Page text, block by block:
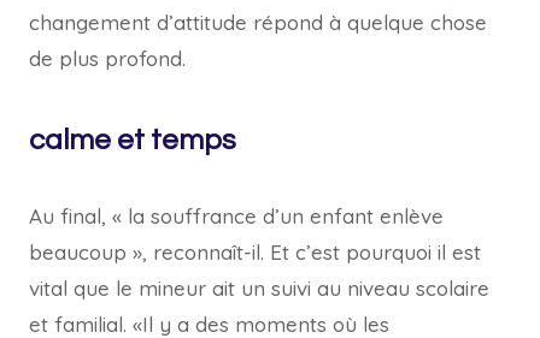
changement d’attitude répond à quelque chose
de plus profond.
calme et temps
Au final, « la souffrance d’un enfant enlève
beaucoup », reconnaît-il. Et c’est pourquoi il est
vital que le mineur ait un suivi au niveau scolaire
et familial. «Il y a des moments où les